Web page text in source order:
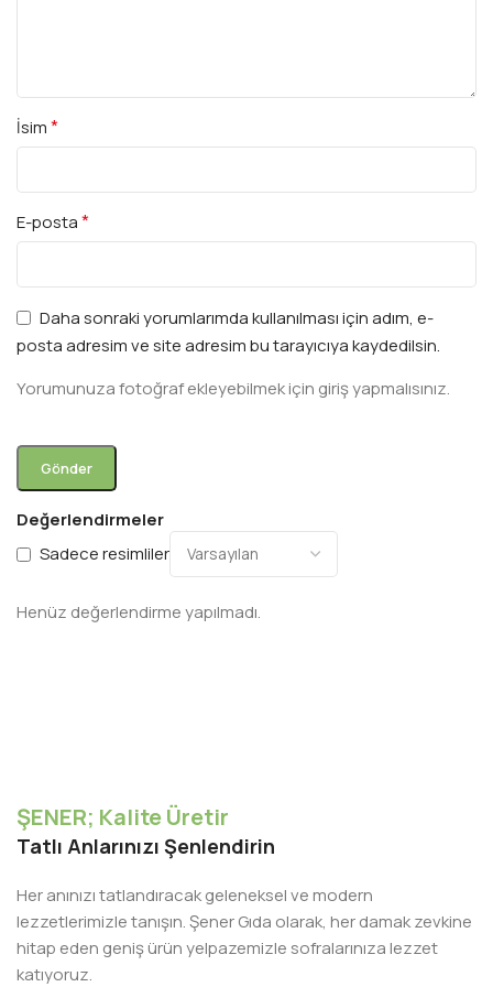
Değerlendirmeler
Sadece resimliler
Henüz değerlendirme yapılmadı.
İsim*
E-posta*
Daha sonraki yorumlarımda kullanılması için adım, e-
posta adresim ve site adresim bu tarayıcıya kaydedilsin.
Yorumunuza fotoğraf ekleyebilmek için giriş yapmalısınız.
ŞENER; Kalite Üretir
Tatlı Anlarınızı Şenlendirin
Her anınızı tatlandıracak geleneksel ve modern
lezzetlerimizle tanışın. Şener Gıda olarak, her damak zevkine
hitap eden geniş ürün yelpazemizle sofralarınıza lezzet
katıyoruz.